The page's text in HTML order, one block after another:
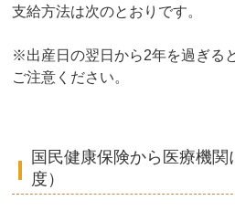
支給方法は次のとおりです。
※出産日の翌日から2年を過ぎる
ご注意ください。
国民健康保険から医療機関
度）